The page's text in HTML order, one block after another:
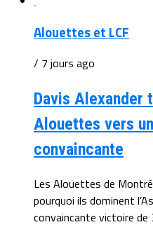
Alouettes et LCF
/ 7 jours ago
Davis Alexander
Alouettes vers
convaincante
Les Alouettes de
pourquoi ils dominent
convaincante victoire de